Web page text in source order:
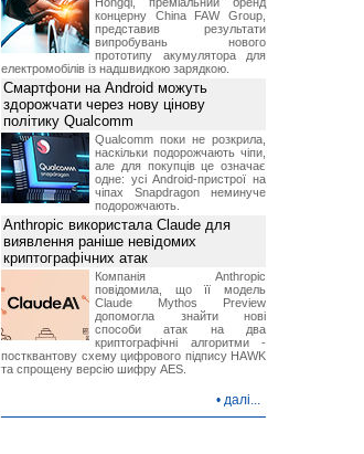
концерну China FAW Group,
представив результати
випробувань нового
прототипу акумулятора для
електромобілів із надшвидкою зарядкою.
Смартфони на Android можуть
здорожчати через нову цінову
політику Qualcomm
Qualcomm поки не розкрила,
наскільки подорожчають чіпи,
але для покупців це означає
одне: усі Android-пристрої на
чіпах Snapdragon неминуче
подорожчають.
Anthropic використала Claude для
виявлення раніше невідомих
криптографічних атак
Компанія Anthropic
повідомила, що її модель
Claude Mythos Preview
допомогла знайти нові
способи атак на два
криптографічні алгоритми -
постквантову схему цифрового підпису HAWK
та спрощену версію шифру AES.
• далі...